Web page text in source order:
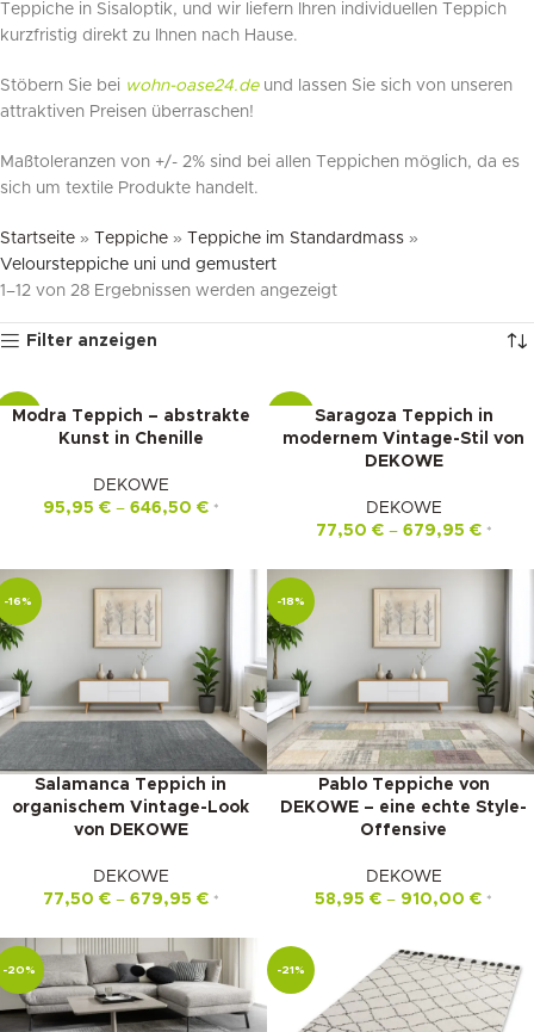
Teppiche in Sisaloptik, und wir liefern Ihren individuellen Teppich
kurzfristig direkt zu Ihnen nach Hause.
Stöbern Sie bei wohn-oase24.deund lassen Sie sich von unseren
attraktiven Preisen überraschen!
Maßtoleranzen von +/- 2% sind bei allen Teppichen möglich, da es
sich um textile Produkte handelt.
Startseite » Teppiche » Teppiche im Standardmass »
Veloursteppiche uni und gemustert
1–12 von 28 Ergebnissen werden angezeigt
Filter anzeigen
-15%
Modra Teppich – abstrakte
Kunst in Chenille
DEKOWE
95,95 €– 646,50 € *
Saragoza Teppich in
modernem Vintage-Stil von
DEKOWE
DEKOWE
77,50 €– 679,95 € *
-16%
Salamanca Teppich in
organischem Vintage-Look
von DEKOWE
DEKOWE
77,50 €– 679,95 € *
-18%
Pablo Teppiche von
DEKOWE – eine echte Style-
Offensive
DEKOWE
58,95 € – 910,00 € *
-20% -21%